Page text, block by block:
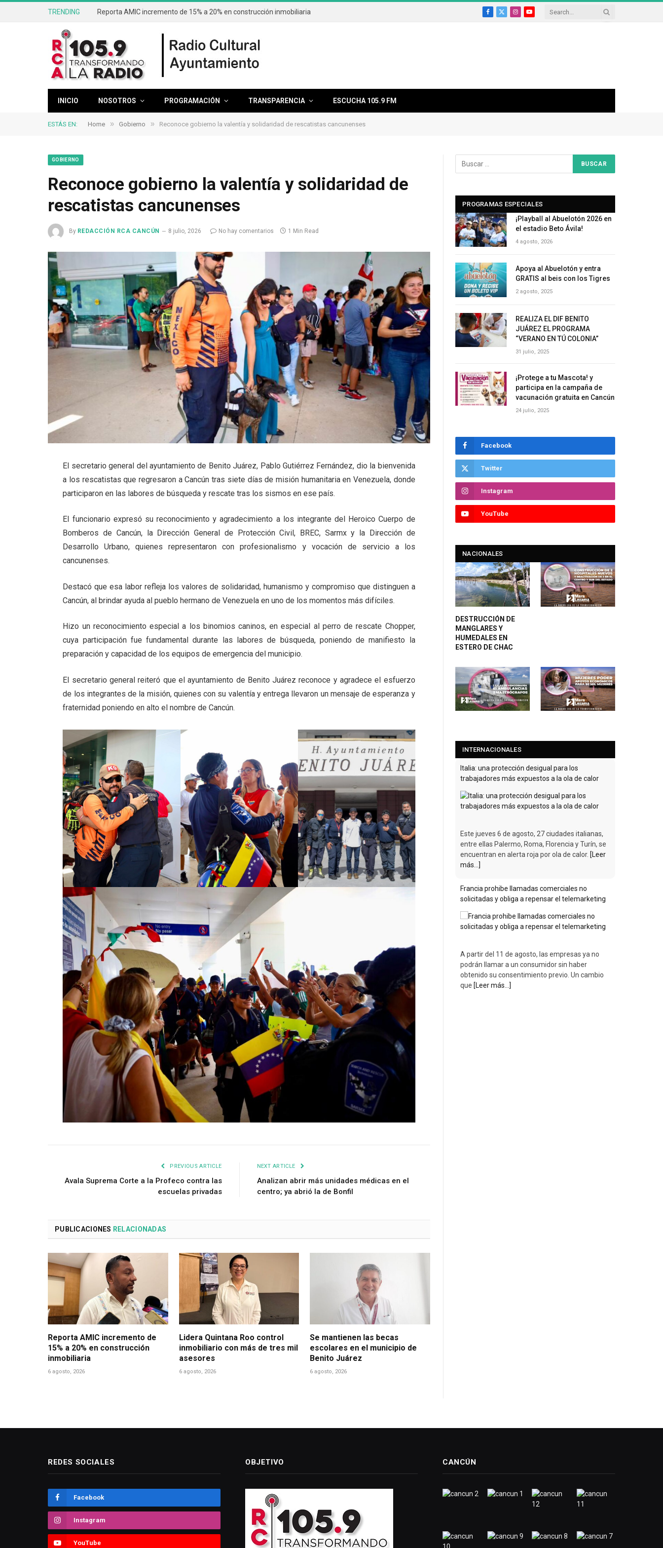
TRENDING Lidera Quintana Roo control inmobiliario con más de tres mil asesores
Facebook
X
InstagramYouTube
INICIO NOSOTROS PROGRAMACIÓN TRANSPARENCIA ESCUCHA 105.9 FM
ESTÁS EN: Home » Gobierno » Reconoce gobierno la valentía y solidaridad de rescatistas cancunenses
GOBIERNO
Reconoce gobierno la valentía y solidaridad de
rescatistas cancunenses
By REDACCIÓN RCA CANCÚN 8 julio, 2026 No hay comentarios 1 Min Read
El secretario general del ayuntamiento de Benito Juárez, Pablo Gutiérrez Fernández, dio la bienvenida
a los rescatistas que regresaron a Cancún tras siete días de misión humanitaria en Venezuela, donde
participaron en las labores de búsqueda y rescate tras los sismos en ese país.
El funcionario expresó su reconocimiento y agradecimiento a los integrante del Heroico Cuerpo de
Bomberos de Cancún, la Dirección General de Protección Civil, BREC, Sarmx y la Dirección de
Desarrollo Urbano, quienes representaron con profesionalismo y vocación de servicio a los
cancunenses.
Destacó que esa labor refleja los valores de solidaridad, humanismo y compromiso que distinguen a
Cancún, al brindar ayuda al pueblo hermano de Venezuela en uno de los momentos más difíciles.
Hizo un reconocimiento especial a los binomios caninos, en especial al perro de rescate Chopper,
cuya participación fue fundamental durante las labores de búsqueda, poniendo de manifiesto la
preparación y capacidad de los equipos de emergencia del municipio.
El secretario general reiteró que el ayuntamiento de Benito Juárez reconoce y agradece el esfuerzo
de los integrantes de la misión, quienes con su valentía y entrega llevaron un mensaje de esperanza y
fraternidad poniendo en alto el nombre de Cancún.
PREVIOUS ARTICLE
Avala Suprema Corte a la Profeco contra las
escuelas privadas
NEXT ARTICLE
Analizan abrir más unidades médicas en el
centro; ya abrió la de Bonfil
PUBLICACIONES RELACIONADAS
Reporta AMIC incremento de
15% a 20% en construcción
inmobiliaria
6 agosto, 2026
Lidera Quintana Roo control
inmobiliario con más de tres mil
asesores
6 agosto, 2026
Se mantienen las becas
escolares en el municipio de
Benito Juárez
6 agosto, 2026
PROGRAMAS ESPECIALES
¡Playball al Abuelotón 2026 en
el estadio Beto Ávila!
4 agosto, 2026
Apoya al Abuelotón y entra
GRATIS al beis con los Tigres
2 agosto, 2025
REALIZA EL DIF BENITO
JUÁREZ EL PROGRAMA
“VERANO EN TÚ COLONIA”
31 julio, 2025
¡Protege a tu Mascota! y
participa en la campaña de
vacunación gratuita en Cancún
24 julio, 2025
Facebook
Twitter
Instagram
YouTube
NACIONALES
DESTRUCCIÓN DE
MANGLARES Y
HUMEDALES EN
ESTERO DE CHAC
INTERNACIONALES
Francia prohibe llamadas comerciales no
solicitadas y obliga a repensar el telemarketing
A partir del 11 de agosto, las empresas ya no
podrán llamar a un consumidor sin haber
obtenido su consentimiento previo. Un cambio
que[Leer más...]
Italia: una protección desigual para los
trabajadores más expuestos a la ola de calor
Este jueves 6 de agosto, 27 ciudades italianas,
entre ellas Palermo, Roma, Florencia y Turín, se
encuentran en alerta roja por ola de calor.[Leer
más...]
REDES SOCIALES
Facebook
Instagram
YouTube
OBJETIVO CANCÚN